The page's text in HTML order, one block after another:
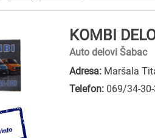
KOMBI
Auto delovi Šabac
Adresa: Maršala
Telefon: 069/34-